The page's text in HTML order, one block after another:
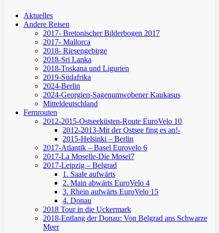
Aktuelles
Andere Reisen
2017- Bretonischer Bilderbogen 2017
2017- Mallorca
2018- Riesengebirge
2018-Sri Lanka
2018-Toskana und Ligurien
2019-Südafrika
2024-Berlin
2024-Georgien-Sagenumwobener Kaukasus
Mitteldeutschland
Fernrouten
2012-2015-Ostseeküsten-Route EuroVelo 10
2012-2013-Mit der Ostsee fing es an!-
2015-Helsinki – Berlin
2017-Atlantik – Basel Eurovelo 6
2017-La Moselle-Die Mosel7
2017-Leipzig – Belgrad
1. Saale aufwärts
2. Main abwärts EuroVelo 4
3. Rhein aufwärts EuroVelo 15
4. Donau
2018 Tour in die Uckermark
2018-Entlang der Donau: Von Belgrad ans Schwarze
Meer